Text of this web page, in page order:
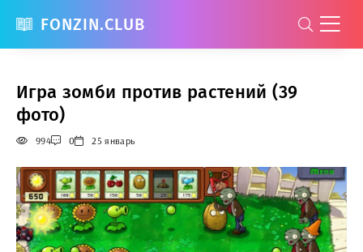
FONZIN.CLUB
Игра зомби против растений (39
фото)
994 0 25 январь